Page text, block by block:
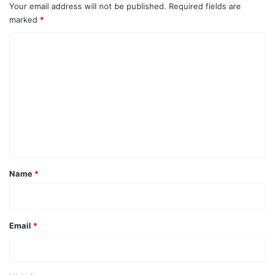
Your email address will not be published. Required fields are
marked *
*
Name *
Email *